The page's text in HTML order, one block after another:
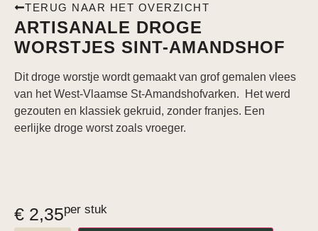
TERUG NAAR HET OVERZICHT
ARTISANALE DROGE
WORSTJES SINT-AMANDSHOF
Dit droge worstje wordt gemaakt van grof gemalen vlees
van het West-Vlaamse St-Amandshofvarken. Het werd
gezouten en klassiek gekruid, zonder franjes. Een
eerlijke droge worst zoals vroeger.
€ 2,35per stuk